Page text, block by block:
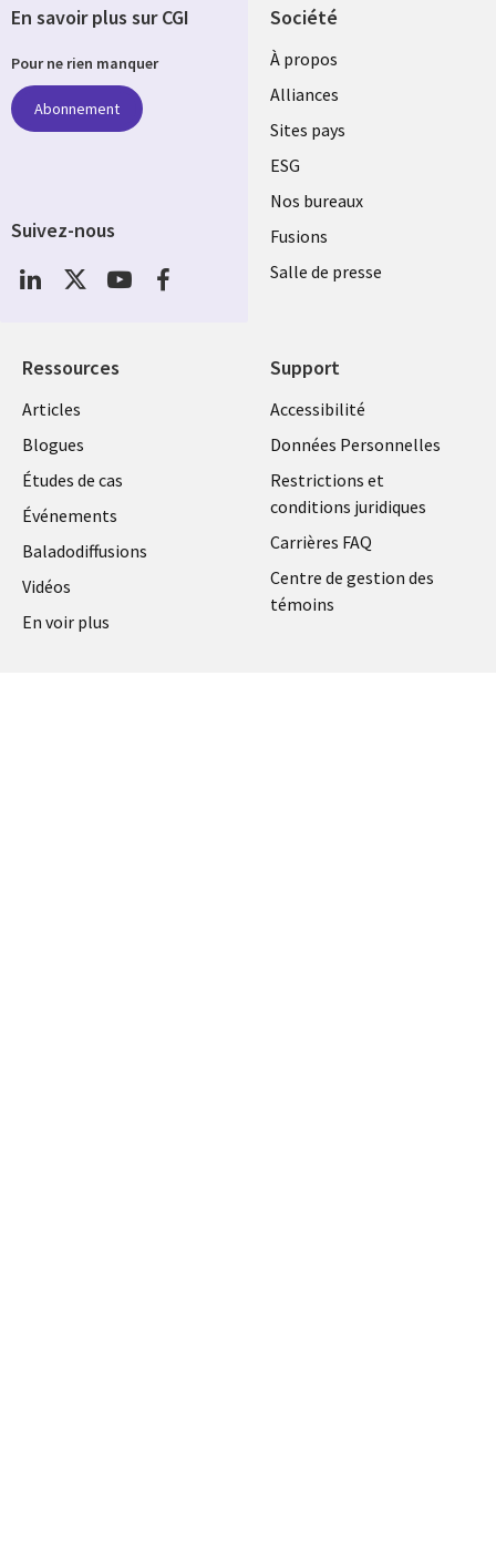
Société
À propos
Alliances
Sites pays
ESG
Nos bureaux
Fusions
Salle de presse
Ressources
Articles
Blogues
Études de cas
Événements
Baladodiffusions
Vidéos
En voir plus
Support
Accessibilité
Données Personnelles
Restrictions et
conditions juridiques
Carrières FAQ
Centre de gestion des
témoins
En savoir plus sur CGI
Pour ne rien manquer
Abonnement
Suivez-nous
Social
Media